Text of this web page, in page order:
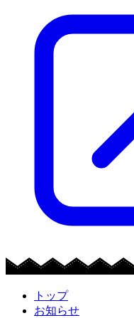
トップ
お知らせ